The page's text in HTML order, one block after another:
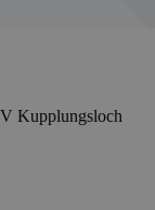
Kupplungsloch